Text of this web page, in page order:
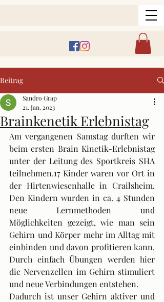
Beitrag
Brainkenetik Erlebnistag
Sandro Grap
21. Jan. 2023
Am vergangenen Samstag durften wir
beim ersten Brain Kinetik-Erlebnistag
unter der Leitung des Sportkreis SHA
teilnehmen.17 Kinder waren vor Ort in
der Hirtenwiesenhalle in Crailsheim.
Den Kindern wurden in ca. 4 Stunden
neue Lernmethoden und
Möglichkeiten gezeigt, wie man sein
Gehirn und Körper mehr im Alltag mit
einbinden und davon profitieren kann.
Durch einfach Übungen werden hier
die Nervenzellen im Gehirn stimuliert
und neue Verbindungen entstehen.
Dadurch ist unser Gehirn aktiver und